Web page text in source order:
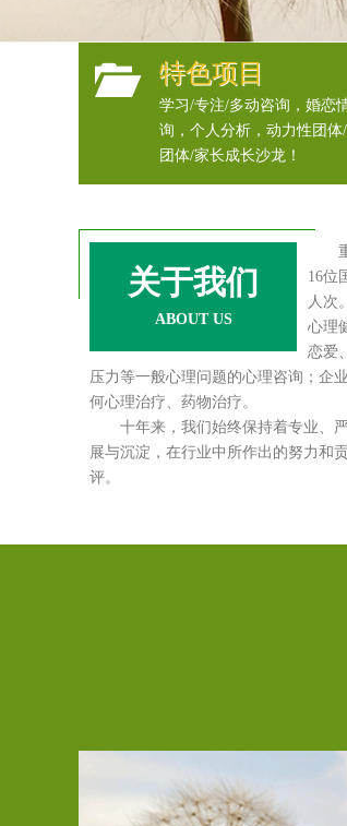
特色项目
学习/专注/多动咨询，婚恋
询，个人分析，动力性团
团体/家长成长沙龙！
关于我们
ABOUT US
重
16位
人次
心理
恋爱
压力等一般心理问题的心理咨询；企
何心理治疗、药物治疗。
十年来，我们始终保持着专业、严
展与沉淀，在行业中所作出的努力和
评。